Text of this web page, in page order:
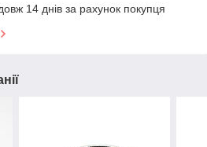
14 днів за рахунок покупця